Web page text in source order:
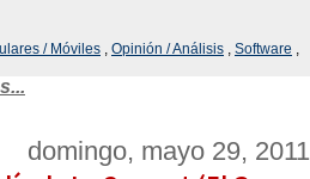
/ Móviles , Opinión / Análisis , Software ,
domingo, mayo 29, 2011